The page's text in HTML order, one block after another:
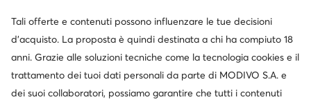
Lasocki
Stivaletti · Verde · 4.3 cm
59,99€
Clarks
Polacchine · Marrone scuro
129,99€
Tali offerte e contenuti possono influenzare le tue decisioni
d’acquisto. La proposta è quindi destinata a chi ha compiuto 18
anni. Grazie alle soluzioni tecniche come la tecnologia cookies e il
trattamento dei tuoi dati personali da parte di MODIVO S.A. e
dei suoi collaboratori, possiamo garantire che tutti i contenuti